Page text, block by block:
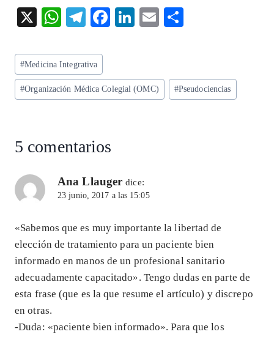
X
W
ts
A
p
T
eg
ra
m
F
o
o
Li
dI
n
E
l
Etiquetas
de
la
#Medicina Integrativa
#Organización Médica Colegial (OMC) #Pseudociencias
5 comentarios
Ana Llauger dice:
23 junio, 2017 a las 15:05
«Sabemos que es muy importante la libertad de
elección de tratamiento para un paciente bien
informado en manos de un profesional sanitario
adecuadamente capacitado». Tengo dudas en parte de
esta frase (que es la que resume el artículo) y discrepo
en otras.
-Duda: «paciente bien informado». Para que los